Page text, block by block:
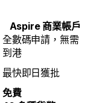
Aspire 商業帳戶
全數碼申請，無需
到港
最快即日獲批
免費